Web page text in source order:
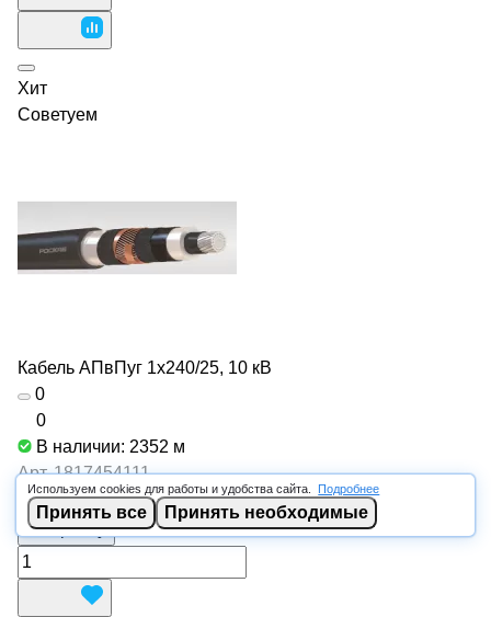
Хит
Советуем
Кабель АПвПуг 1х240/25, 10 кВ
0
0
В наличии: 2352 м
Арт.1817454111
от 1 162.80 ₽/м
В корзину
Используем cookies для работы и удобства сайта. Подробнее
Принять все Принять необходимые